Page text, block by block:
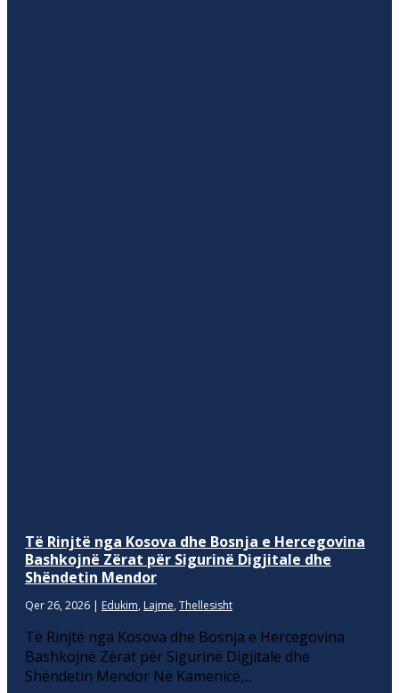
Të Rinjtë nga Kosova dhe Bosnja e Hercegovina
Bashkojnë Zërat për Sigurinë Digjitale dhe
Shëndetin Mendor
Qer 26, 2026 | Edukim, Lajme, Thellesisht
Të Rinjtë nga Kosova dhe Bosnja e Hercegovina
Bashkojnë Zërat për Sigurinë Digjitale dhe
Shëndetin Mendor Në Kamenicë,...